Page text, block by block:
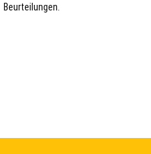
Beurteilungen.